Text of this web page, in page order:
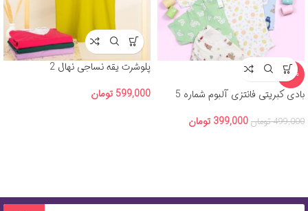
-20%
بادی کبریتی فانتزی آلبوم شماره 5
499,000 تومان 399,000 تومان
پلوشرت یقه نساجی نهال 2
599,000 تومان